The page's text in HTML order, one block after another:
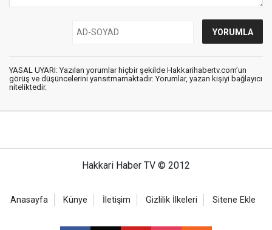
YASAL UYARI: Yazılan yorumlar hiçbir şekilde Hakkarihabertv.com’un
görüş ve düşüncelerini yansıtmamaktadır. Yorumlar, yazan kişiyi bağlayıcı
niteliktedir.
Hakkari Haber TV © 2012
Anasayfa Künye İletişim Gizlilik İlkeleri Sitene Ekle